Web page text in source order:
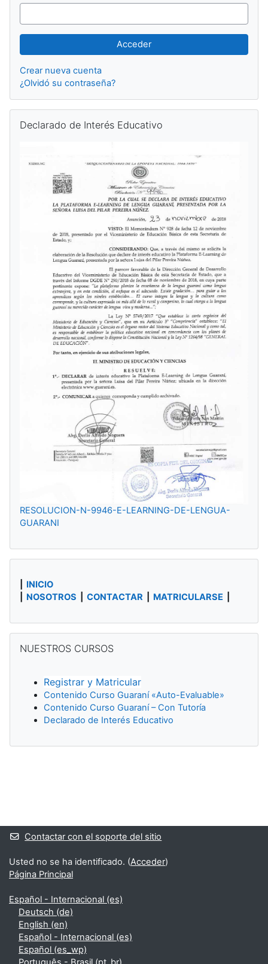
Crear nueva cuenta
¿Olvidó su contraseña?
Declarado de Interés Educativo
RESOLUCION-N-9946-E-LEARNING-DE-LENGUA-
GUARANI
INICIO
NOSOTROS CONTACTAR MATRICULARSE
NUESTROS CURSOS
Registrar y Matricular
Contenido Curso Guaraní «Auto-Evaluable»
Contenido Curso Guaraní – Con Tutoría
Declarado de Interés Educativo
Contactar con el soporte del sitio
Usted no se ha identificado. (Acceder)
Página Principal
Español - Internacional ‎(es)‎
Deutsch ‎(de)‎
English ‎(en)‎
Español - Internacional ‎(es)‎
Español ‎(es_wp)‎